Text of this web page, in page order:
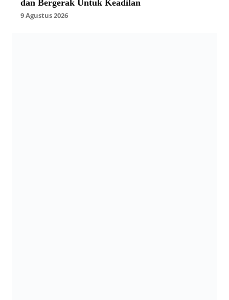
dan Bergerak Untuk Keadilan
9 Agustus 2026